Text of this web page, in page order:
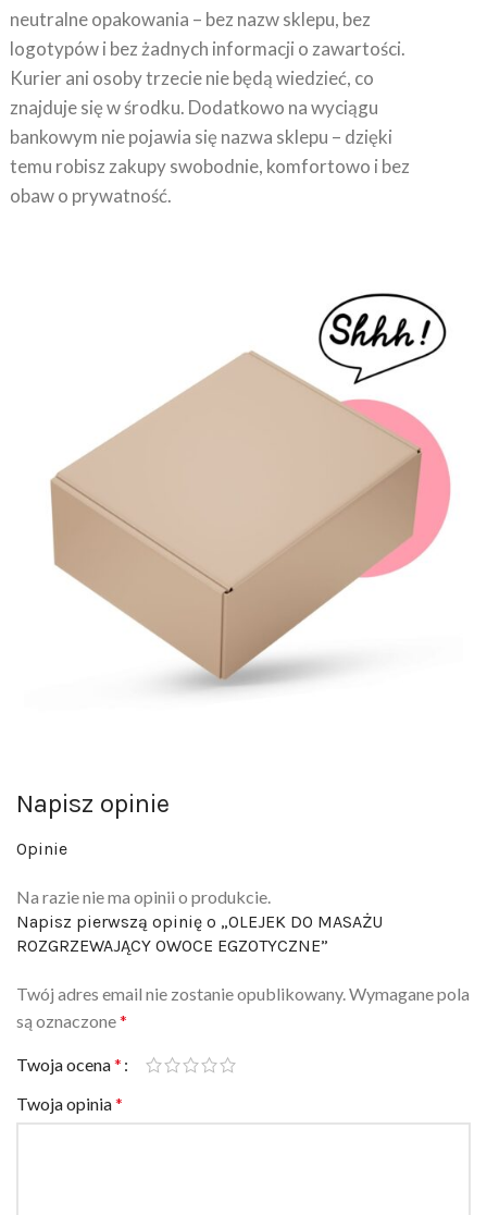
neutralne opakowania – bez nazw sklepu, bez
logotypów i bez żadnych informacji o zawartości.
Kurier ani osoby trzecie nie będą wiedzieć, co
znajduje się w środku. Dodatkowo na wyciągu
bankowym nie pojawia się nazwa sklepu – dzięki
temu robisz zakupy swobodnie, komfortowo i bez
obaw o prywatność.
Napisz opinie
Opinie
Na razie nie ma opinii o produkcie.
Napisz pierwszą opinię o „OLEJEK DO MASAŻU
ROZGRZEWAJĄCY OWOCE EGZOTYCZNE”
Twój adres email nie zostanie opublikowany. Wymagane pola
są oznaczone*
Twoja ocena*
Twoja opinia*